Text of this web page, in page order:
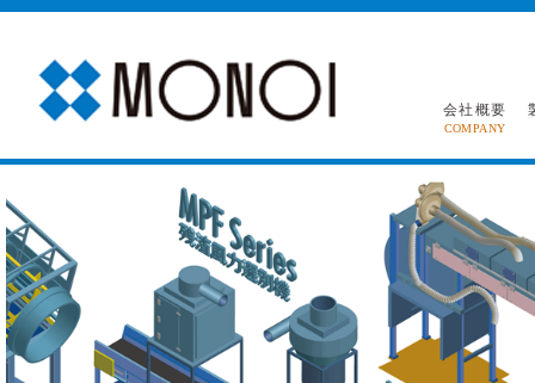
会社概要
COMPANY